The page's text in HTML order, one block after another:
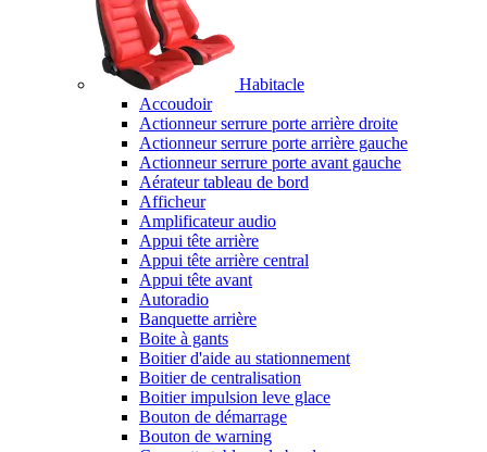
Habitacle
Accoudoir
Actionneur serrure porte arrière droite
Actionneur serrure porte arrière gauche
Actionneur serrure porte avant gauche
Aérateur tableau de bord
Afficheur
Amplificateur audio
Appui tête arrière
Appui tête arrière central
Appui tête avant
Autoradio
Banquette arrière
Boite à gants
Boitier d'aide au stationnement
Boitier de centralisation
Boitier impulsion leve glace
Bouton de démarrage
Bouton de warning